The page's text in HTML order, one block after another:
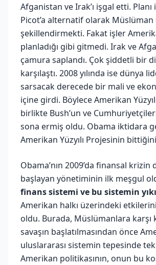
Afganistan ve Irak’ı işgal etti. Planı
Picot’a alternatif olarak
şekillendirmekti. Fakat işler
planladığı gibi gitmedi. Irak ve
çamura saplandı. Çok şiddetli bir
karşılaştı. 2008 yılında ise dünya
sarsacak derecede bir mali ve
içine girdi. Böylece Amerikan
birlikte Bush’un ve
sona ermiş oldu. Obama iktidara
Amerikan Yüzyılı Projesinin
Obama’nın 2009’da finansal
başlayan yönetiminin ilk meşgul
finans sistemi ve bu sistemin
Amerikan halkı üzerindeki
oldu. Burada, Müslümanlara karşı
savaşın başlatılmasından önce
uluslararası sistemin tepesinde
Amerikan politikasının, onun bu